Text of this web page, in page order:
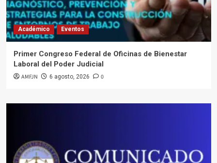
Académico Eventos
Primer Congreso Federal de Oficinas de Bienestar
Laboral del Poder Judicial
AMFJN 6 agosto, 2026 0